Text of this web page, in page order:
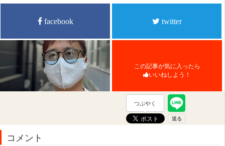
facebook twitter
この記事が気に入ったら
いいねしよう！
つぶやく
コメント